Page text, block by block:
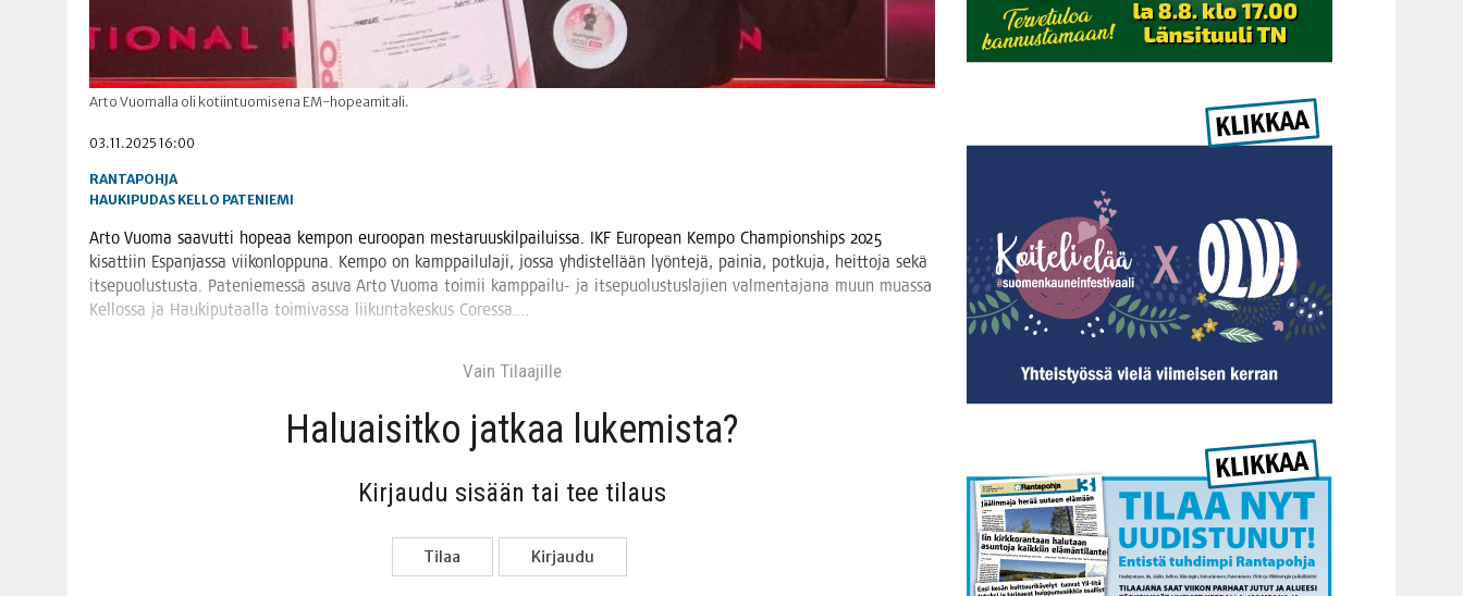
Arto Vuomalla oli kotiintuomisena EM-hopeamitali.
03.11.2025 16:00
RANTAPOHJA
HAUKIPUDAS KELLO PATENIEMI
Arto Vuo­ma saa­vut­ti hope­aa kem­pon euroo­pan mes­ta­ruus­kil­pai­luis­sa. IKF Euro­pean Kem­po Cham­pions­hips 2025
kisat­tiin Espan­jas­sa vii­kon­lop­pu­na. Kem­po on kamp­pai­lu­la­ji, jos­sa yhdis­tel­lään lyön­te­jä, pai­nia, pot­ku­ja, heit­to­ja sekä
itse­puo­lus­tus­ta. Pate­nie­mes­sä asu­va Arto Vuo­ma toi­mii kamp­pai­lu- ja itse­puo­lus­tus­la­jien val­men­ta­ja­na muun muas­sa
Kel­los­sa ja Hau­ki­pu­taal­la toi­mi­vas­sa lii­kun­ta­kes­kus Coressa.…
Vain Tilaa­jil­le
Haluai­sit­ko jat­kaa lukemista?
Kir­jau­du sisään tai tee tilaus
Tilaa Kir­jau­du